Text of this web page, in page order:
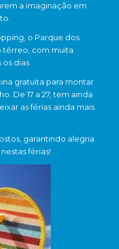
a imaginação em
o Parque dos
térreo, com muita
dias.
gratuita para montar
De 17 a 27, tem ainda
as férias ainda mais
garantindo alegria
férias!